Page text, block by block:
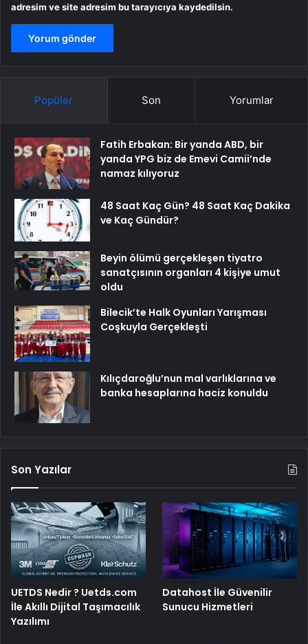
adresim ve site adresim bu tarayıcıya kaydedilsin.
Popüler Son Yorumlar
Fatih Erbakan: Bir yanda ABD, bir
yanda YPG biz de Emevi Camii’nde
namaz kılıyoruz
48 Saat Kaç Gün? 48 Saat Kaç Dakika
ve Kaç Gündür?
Beyin ölümü gerçekleşen tiyatro
sanatçısının organları 4 kişiye umut
oldu
Bilecik’te Halk Oyunları Yarışması
Coşkuyla Gerçekleşti
Kılıçdaroğlu’nun mal varlıklarına ve
banka hesaplarına haciz konuldu
Son Yazılar
UETDS Nedir ? Uetds.com
İle Akıllı Dijital Taşımacılık
Yazılımı
Datahost İle Güvenilir
Sunucu Hizmetleri